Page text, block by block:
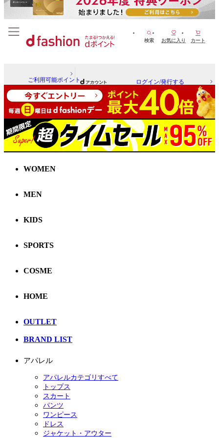
検索 お気に入り カート
ご利用可能ポイント ログイン/発行する
WOMEN
MEN
KIDS
SPORTS
COSME
HOME
OUTLET
BRAND LIST
アパレル
アパレルカテゴリすべて
トップス
スカート
パンツ
ワンピース
ドレス
ジャケット・アウター